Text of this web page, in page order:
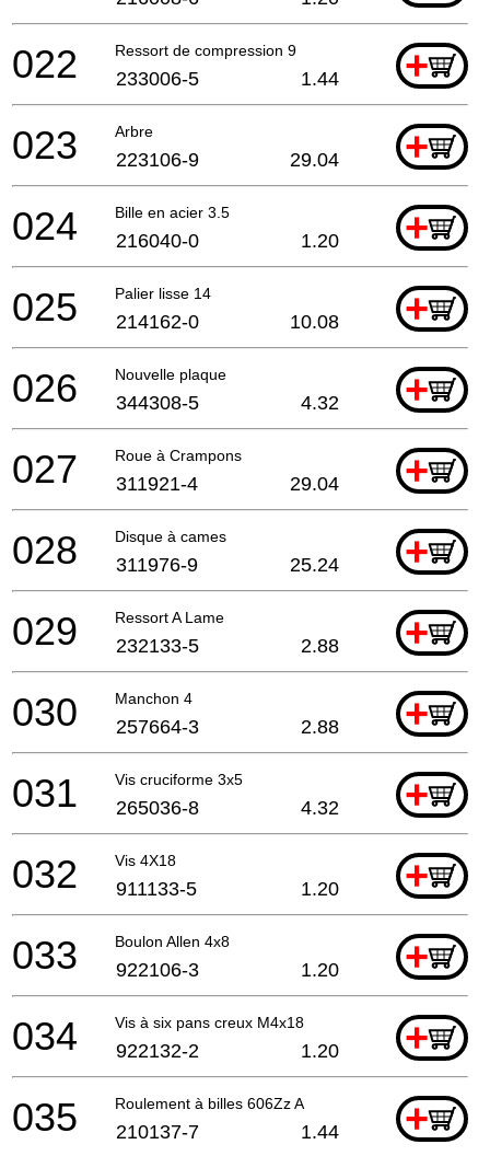
Ressort de compression 9 +
022 233006-5 1.44
Arbre +
023 223106-9 29.04
Bille en acier 3.5 +
024 216040-0 1.20
Palier lisse 14 +
025 214162-0 10.08
Nouvelle plaque +
026 344308-5 4.32
Roue à Crampons +
027 311921-4 29.04
Disque à cames +
028 311976-9 25.24
Ressort A Lame +
029 232133-5 2.88
Manchon 4 +
030 257664-3 2.88
Vis cruciforme 3x5 +
031 265036-8 4.32
Vis 4X18 +
032 911133-5 1.20
Boulon Allen 4x8 +
033 922106-3 1.20
Vis à six pans creux M4x18 +
034 922132-2 1.20
Roulement à billes 606Zz A +
035 210137-7 1.44